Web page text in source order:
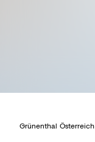
Grünenthal Österreich